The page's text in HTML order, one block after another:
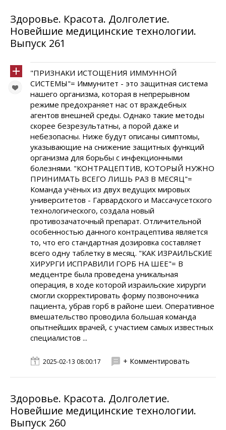
Здоровье. Красота. Долголетие.
Новейшие медицинские технологии.
Выпуск 261
"ПРИЗНАКИ ИСТОЩЕНИЯ ИММУННОЙ
СИСТЕМЫ"= Иммунитет - это защитная система
нашего организма, которая в непрерывном
режиме предохраняет нас от враждебных
агентов внешней среды. Однако такие методы
скорее безрезультатны, а порой даже и
небезопасны. Ниже будут описаны симптомы,
указывающие на снижение защитных функций
организма для борьбы с инфекционными
болезнями. "КОНТРАЦЕПТИВ, КОТОРЫЙ НУЖНО
ПРИНИМАТЬ ВСЕГО ЛИШЬ РАЗ В МЕСЯЦ"=
Команда учёных из двух ведущих мировых
университетов - Гарвардского и Массачусетского
технологического, создала новый
противозачаточный препарат. Отличительной
особенностью данного контрацептива является
то, что его стандартная дозировка составляет
всего одну таблетку в месяц. "КАК ИЗРАИЛЬСКИЕ
ХИРУРГИ ИСПРАВИЛИ ГОРБ НА ШЕЕ"= В
медцентре была проведена уникальная
операция, в ходе которой израильские хирурги
смогли скорректировать форму позвоночника
пациента, убрав горб в районе шеи. Оперативное
вмешательство проводила большая команда
опытнейших врачей, с участием самых известных
специалистов ...
2025-02-13 08:00:17 + Комментировать
Здоровье. Красота. Долголетие.
Новейшие медицинские технологии.
Выпуск 260